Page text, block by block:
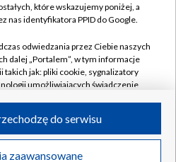
Pomoc
Kontakt
Kanały
S.A. w likwidacji
które wskazujemy poniżej, a
nas identyfikatora PPID do Google.
odwiedzania przez Ciebie naszych
dalej „Portalem”, w tym informacje
takich jak: pliki cookie, sygnalizatory
umożliwiających świadczenie
odwiedzania przez Ciebie
zaawansowane
do serwisu